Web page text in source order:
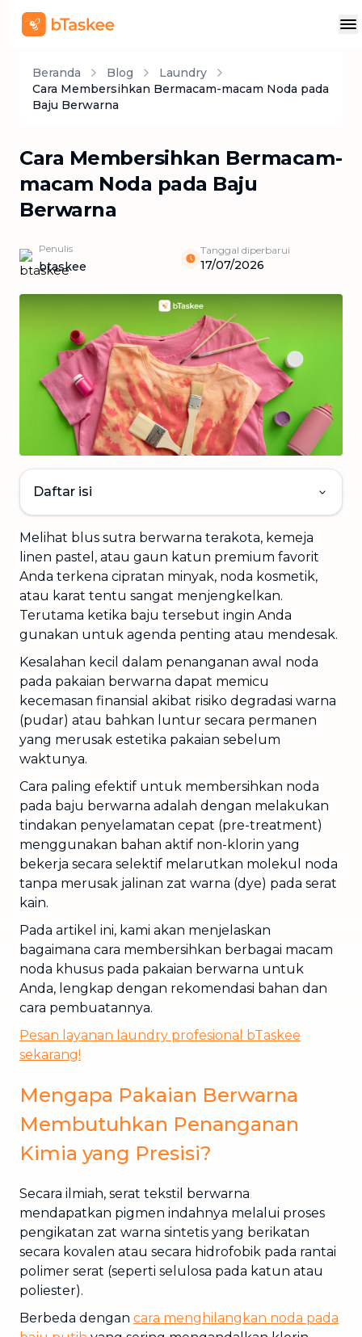
Beranda Blog
Laundry
Cara Membersihkan Bermacam-macam Noda pada
Baju Berwarna
Cara Membersihkan Bermacam-
macam Noda pada Baju
Berwarna
Penulis
btaskee
Tanggal diperbarui
17/07/2026
Daftar isi
Melihat blus sutra berwarna terakota, kemeja
linen pastel, atau gaun katun premium favorit
Anda terkena cipratan minyak, noda kosmetik,
atau karat tentu sangat menjengkelkan.
Terutama ketika baju tersebut ingin Anda
gunakan untuk agenda penting atau mendesak.
Kesalahan kecil dalam penanganan awal noda
pada pakaian berwarna dapat memicu
kecemasan finansial akibat risiko degradasi warna
(pudar) atau bahkan luntur secara permanen
yang merusak estetika pakaian sebelum
waktunya.
Cara paling efektif untuk membersihkan noda
pada baju berwarna adalah dengan melakukan
tindakan penyelamatan cepat (pre-treatment)
menggunakan bahan aktif non-klorin yang
bekerja secara selektif melarutkan molekul noda
tanpa merusak jalinan zat warna (dye) pada serat
kain.
Pada artikel ini, kami akan menjelaskan
bagaimana cara membersihkan berbagai macam
noda khusus pada pakaian berwarna untuk
Anda, lengkap dengan rekomendasi bahan dan
cara pembuatannya.
Pesan layanan laundry profesional bTaskee
sekarang!
Mengapa Pakaian Berwarna
Membutuhkan Penanganan
Kimia yang Presisi?
Secara ilmiah, serat tekstil berwarna
mendapatkan pigmen indahnya melalui proses
pengikatan zat warna sintetis yang berikatan
secara kovalen atau secara hidrofobik pada rantai
polimer serat (seperti selulosa pada katun atau
poliester).
Berbeda dengan cara menghilangkan noda pada